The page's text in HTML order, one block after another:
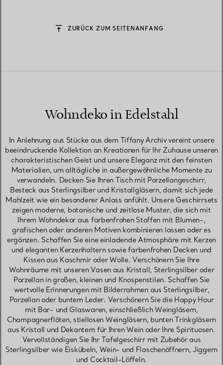
ZURÜCK ZUM SEITENANFANG
Wohndeko in Edelstahl
In Anlehnung aus Stücke aus dem Tiffany Archiv vereint unsere
beeindruckende Kollektion an Kreationen für Ihr Zuhause unseren
charakteristischen Geist und unsere Eleganz mit den feinsten
Materialien, um alltägliche in außergewöhnliche Momente zu
verwandeln. Decken Sie Ihren Tisch mit Porzellangeschirr,
Besteck aus Sterlingsilber und Kristallgläsern, damit sich jede
Mahlzeit wie ein besonderer Anlass anfühlt. Unsere Geschirrsets
zeigen moderne, botanische und zeitlose Muster, die sich mit
Ihrem Wohndekor aus farbenfrohen Stoffen mit Blumen-,
grafischen oder anderen Motiven kombinieren lassen oder es
ergänzen. Schaffen Sie eine einladende Atmosphäre mit Kerzen
und eleganten Kerzenhaltern sowie farbenfrohen Decken und
Kissen aus Kaschmir oder Wolle. Verschönern Sie Ihre
Wohnräume mit unseren Vasen aus Kristall, Sterlingsilber oder
Porzellan in großen, kleinen und Knospenstilen. Schaffen Sie
wertvolle Erinnerungen mit Bilderrahmen aus Sterlingsilber,
Porzellan oder buntem Leder. Verschönern Sie die Happy Hour
mit Bar- und Glaswaren, einschließlich Weingläsern,
Champagnerflöten, stiellosen Weingläsern, bunten Trinkgläsern
aus Kristall und Dekantern für Ihren Wein oder Ihre Spirituosen.
Vervollständigen Sie Ihr Tafelgeschirr mit Zubehör aus
Sterlingsilber wie Eiskübeln, Wein- und Flaschenöffnern, Jiggern
und Cocktail-Löffeln.